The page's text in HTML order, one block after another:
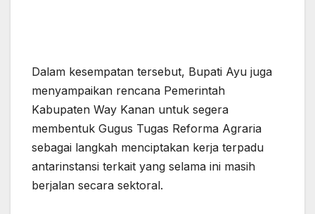
Dalam kesempatan tersebut, Bupati Ayu juga
menyampaikan rencana Pemerintah
Kabupaten Way Kanan untuk segera
membentuk Gugus Tugas Reforma Agraria
sebagai langkah menciptakan kerja terpadu
antarinstansi terkait yang selama ini masih
berjalan secara sektoral.